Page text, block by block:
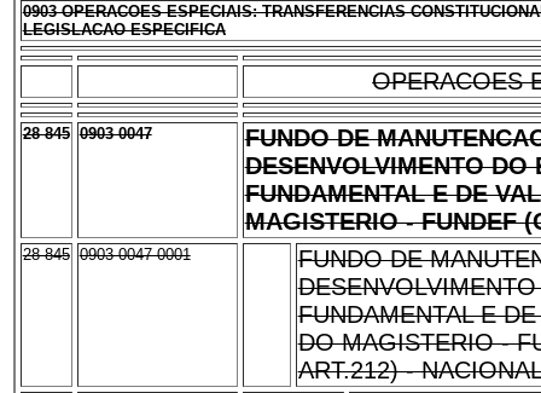
0903 OPERACOES ESPECIAIS: TRANSFERENCIAS
LEGISLACAO ESPECIFICA
OPERACOES
28 845 0903 0047
FUNDO DE
DESENVOLVIMENTO DO
FUNDAMENTAL E DE
MAGISTERIO - FUNDEF
28 845 0903 0047 0001
FUNDO DE
FUNDAMENTAL E
DO MAGISTERIO -
ART.212) -